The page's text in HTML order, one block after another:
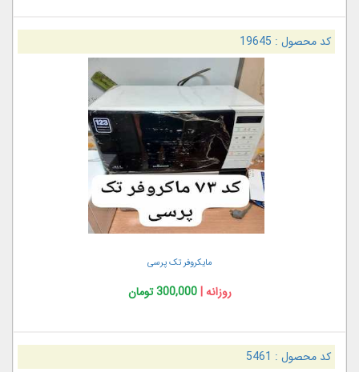
کد محصول : 19645
مایکروفر تک پرسی
روزانه |300,000 تومان
کد محصول : 5461